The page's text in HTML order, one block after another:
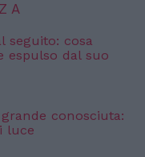
seguito: cosa
espulso dal suo
conosciuta:
luce